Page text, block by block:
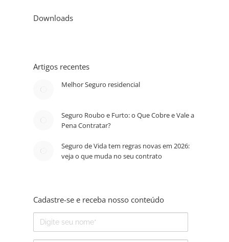
Downloads
Artigos recentes
Melhor Seguro residencial
Seguro Roubo e Furto: o Que Cobre e Vale a
Pena Contratar?
Seguro de Vida tem regras novas em 2026:
veja o que muda no seu contrato
Cadastre-se e receba nosso conteúdo
Nome